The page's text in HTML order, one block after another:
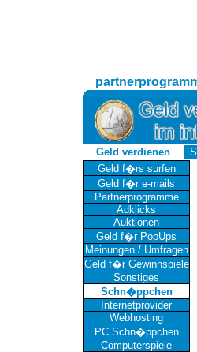
Geld verdienen
Geld f�rs surfen
Geld f�r e-mails
Partnerprogramme
Adklicks
Auktionen
Geld f�r PopUps
Meinungen / Umfragen
Geld f�r Gewinnspiele
Sonstiges
Schn�ppchen
Internetprovider
Webhosting
PC Schn�ppchen
Computerspiele